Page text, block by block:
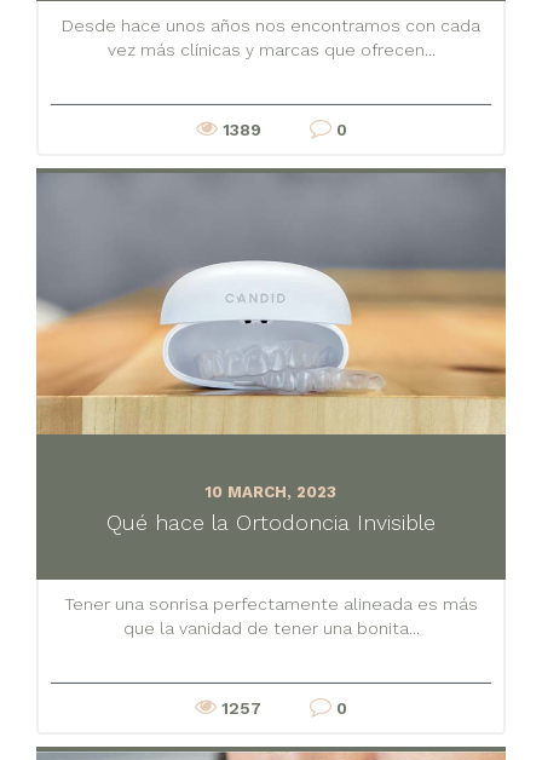
Desde hace unos años nos encontramos con cada
vez más clínicas y marcas que ofrecen...
1389 0
10 MARCH, 2023
Qué hace la Ortodoncia Invisible
Tener una sonrisa perfectamente alineada es más
que la vanidad de tener una bonita...
1257 0